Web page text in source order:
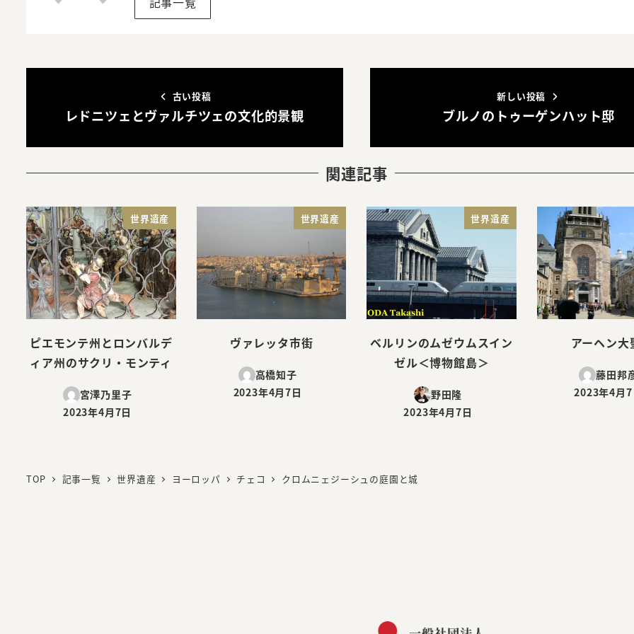
古い投稿
レドニツェとヴァルチツェの文化的景観
新しい投稿
ブルノのトゥーゲンハット邸
関連記事
世界遺産
ピエモンテ州とロンバルデ
ィア州のサクリ・モンティ
宮澤乃里子
投稿日
2023年4月7日
世界遺産
ヴァレッタ市街
高橋知子
投稿日
2023年4月7日
世界遺産
ベルリンのムゼウムスイン
ゼル＜博物館島＞
野田隆
投稿日
2023年4月7日
アーヘン大
藤田邦
投稿日
2023年4月
TOP 記事一覧 世界遺産 ヨーロッパ チェコ クロムニェジーシュの庭園と城